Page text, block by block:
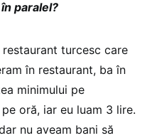
paralel?
restaurant turcesc care
în restaurant, ba în
minimului pe
oră, iar eu luam 3 lire.
nu aveam bani să